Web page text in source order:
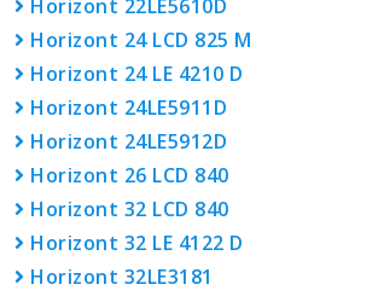
Horizont 22LE5610D
Horizont 24 LCD 825 M
Horizont 24 LE 4210 D
Horizont 24LE5911D
Horizont 24LE5912D
Horizont 26 LCD 840
Horizont 32 LCD 840
Horizont 32 LE 4122 D
Horizont 32LE3181